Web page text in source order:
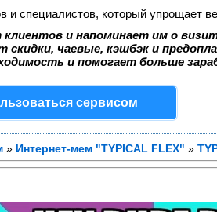
и специалистов, который упрощает
и напоминает им о
скидки, чаевые, кэшбэк и
и помогает больше
сервисом
» Интернет-мем "TYPICAL FLEX" »